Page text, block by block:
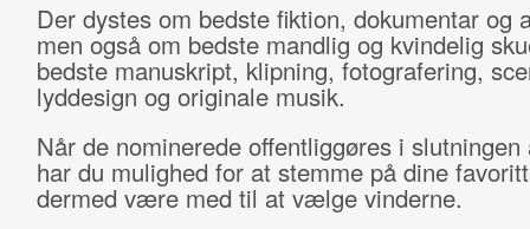
Der dystes om bedste fiktion, dokumentar og
men også om bedste mandlig og kvindelig
bedste manuskript, klipning, fotografering,
lyddesign og originale musik.
Når de nominerede offentliggøres i slutningen
har du mulighed for at stemme på dine
dermed være med til at vælge vinderne.